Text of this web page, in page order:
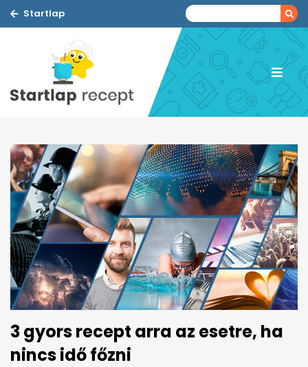
Startlap
3 gyors recept arra az esetre, ha
nincs idő főzni